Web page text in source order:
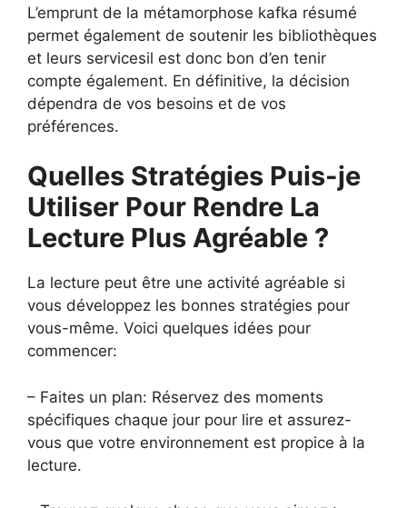
L’emprunt de la métamorphose kafka résumé
permet également de soutenir les bibliothèques
et leurs servicesil est donc bon d’en tenir
compte également. En définitive, la décision
dépendra de vos besoins et de vos
préférences.
Quelles Stratégies Puis-je
Utiliser Pour Rendre La
Lecture Plus Agréable ?
La lecture peut être une activité agréable si
vous développez les bonnes stratégies pour
vous-même. Voici quelques idées pour
commencer:
– Faites un plan: Réservez des moments
spécifiques chaque jour pour lire et assurez-
vous que votre environnement est propice à la
lecture.